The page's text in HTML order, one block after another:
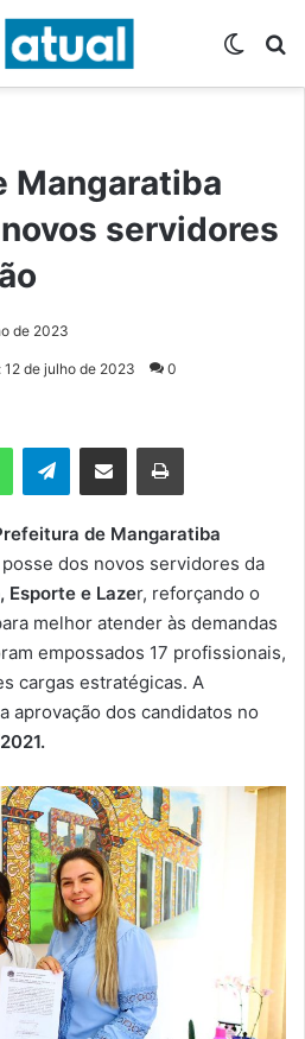
Mangaratiba
servidores
de 2023
de julho de 2023 0
Telegram
de Mangaratiba
dos novos servidores da
Esporte e Lazer, reforçando o
melhor atender às demandas
empossados ​​17 profissionais,
cargas estratégicas. A
aprovação dos candidatos no